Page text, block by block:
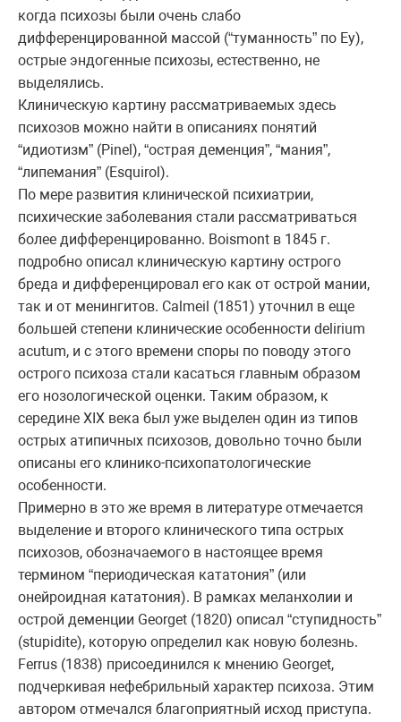
когда психозы были очень слабо
дифференцированной массой (“туманность” по Еу),
острые эндогенные психозы, естественно, не
выделялись.
Клиническую картину рассматриваемых здесь
психозов можно найти в описаниях понятий
“идиотизм” (Pinel), “острая деменция”, “мания”,
“липемания” (Esquirol).
По мере развития клинической психиатрии,
психические заболевания стали рассматриваться
более дифференцированно. Boismont в 1845 г.
подробно описал клиническую картину острого
бреда и дифференцировал его как от острой мании,
так и от менингитов. Calmeil (1851) уточнил в еще
большей степени клинические особенности delirium
acutum, и с этого времени споры по поводу этого
острого психоза стали касаться главным образом
его нозологической оценки. Таким образом, к
середине XIX века был уже выделен один из типов
острых атипичных психозов, довольно точно были
описаны его клинико-психопатологические
особенности.
Примерно в это же время в литературе отмечается
выделение и второго клинического типа острых
психозов, обозначаемого в настоящее время
термином “периодическая кататония” (или
онейроидная кататония). В рамках меланхолии и
острой деменции Georget (1820) описал “ступидность”
(stupidite), которую определил как новую болезнь.
Ferrus (1838) присоединился к мнению Georget,
подчеркивая нефебрильный характер психоза. Этим
автором отмечался благоприятный исход приступа.